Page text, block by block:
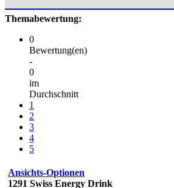
Themabewertung:
0
Bewertung(en)
-
0
im
Durchschnitt
1
2
3
4
5
Ansichts-Optionen
1291 Swiss Energy Drink